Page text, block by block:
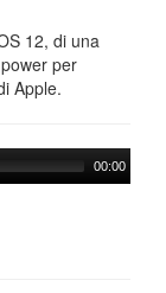
12, di una
per
Apple.
00:00